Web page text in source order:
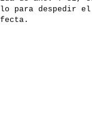
para despedir